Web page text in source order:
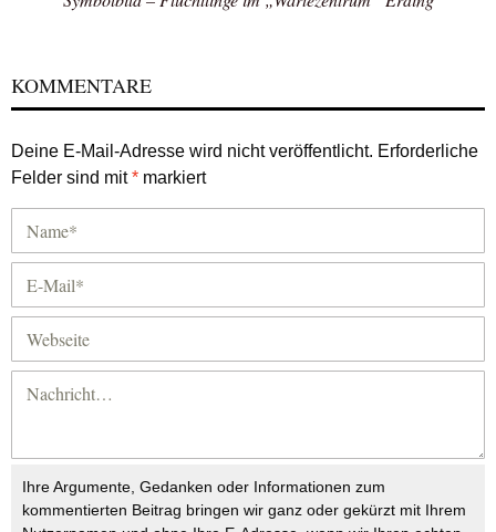
KOMMENTARE
Deine E-Mail-Adresse wird nicht veröffentlicht. Erforderliche
Felder sind mit* markiert
Ihre Argumente, Gedanken oder Informationen zum
kommentierten Beitrag bringen wir ganz oder gekürzt mit Ihrem